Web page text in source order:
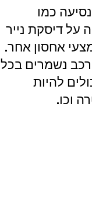
כמו
על דיסקת נייר
אחסון אחר.
נשמרים בכל
להיות
וכו.